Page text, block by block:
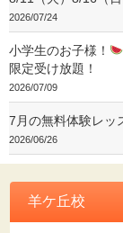
2026/07/24
小学生のお子様！
限定受け放題！
2026/07/09
7月の無料体験レッ
2026/06/26
羊ケ丘校